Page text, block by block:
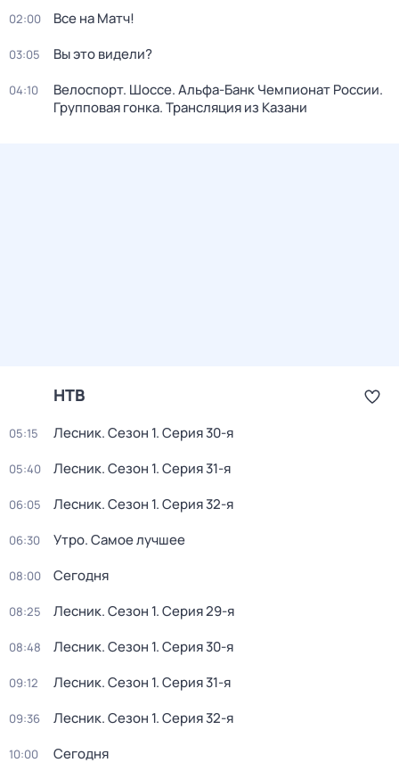
02:00 Все на Матч!
03:05 Вы это видели?
04:10
Велоспорт. Шоссе. Альфа-Банк Чемпионат России.
Групповая гонка. Трансляция из Казани
НТВ
05:15 Лесник. Сезон 1. Серия 30-я
05:40 Лесник. Сезон 1. Серия 31-я
06:05 Лесник. Сезон 1. Серия 32-я
06:30 Утро. Самое лучшее
08:00 Сегодня
08:25 Лесник. Сезон 1. Серия 29-я
08:48 Лесник. Сезон 1. Серия 30-я
09:12 Лесник. Сезон 1. Серия 31-я
09:36 Лесник. Сезон 1. Серия 32-я
10:00 Сегодня